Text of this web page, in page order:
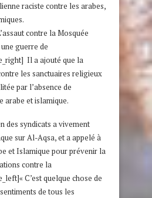
raciste contre les arabes,
contre la Mosquée
guerre de
Il a ajouté que la
les sanctuaires religieux
par l’absence de
arabe et islamique.
des syndicats a vivement
sur Al-Aqsa, et a appelé à
et Islamique pour prévenir la
contre la
C’est quelque chose de
de tous les